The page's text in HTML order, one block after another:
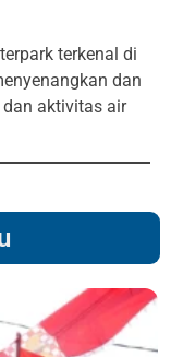
terkenal di
dan
aktivitas air